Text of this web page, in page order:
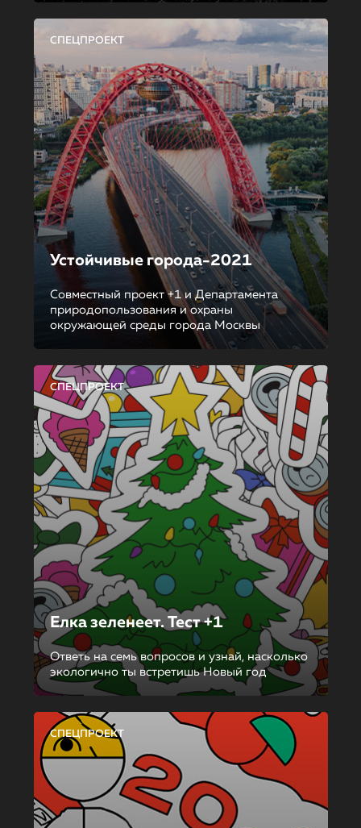
СПЕЦПРОЕКТ
Устойчивые города-2021
Совместный проект +1 и Департамента
природопользования и охраны
окружающей среды города Москвы
СПЕЦПРОЕКТ
Елка зеленеет. Тест +1
Ответь на семь вопросов и узнай, насколько
экологично ты встретишь Новый год
СПЕЦПРОЕКТ